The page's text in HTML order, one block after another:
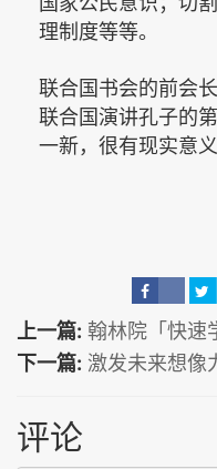
理制度等等。
联合国书会的前会长
联合国演讲孔子的
一新，很有现实意义
上一篇: 翰林院「快速
下一篇: 激发未来想像
评论